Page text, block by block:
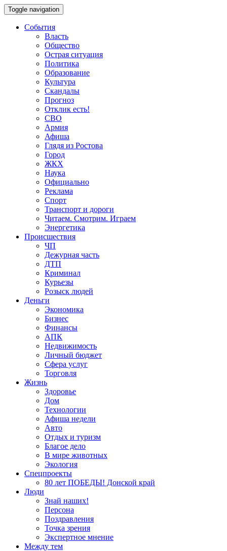
Toggle navigation
События
Власть
Общество
Острая ситуация
Политика
Образование
Культура
Скандалы
Прогноз
Отклик есть!
СВО
Армия
Афиша
Глядя из Ростова
Город
ЖКХ
Наука
Официально
Реклама
Спорт
Транспорт и дороги
Читаем. Смотрим. Играем
Энергетика
Происшествия
ЧП
Дежурная часть
ДТП
Криминал
Курьезы
Розыск людей
Деньги
Экономика
Бизнес
Финансы
АПК
Недвижимость
Личный бюджет
Сфера услуг
Торговля
Жизнь
Здоровье
Дом
Технологии
Афиша недели
Авто
Отдых и туризм
Благое дело
В мире животных
Экология
Спецпроекты
80 лет ПОБЕДЫ! Донской край
Люди
Знай наших!
Персона
Поздравления
Точка зрения
Экспертное мнение
Между тем